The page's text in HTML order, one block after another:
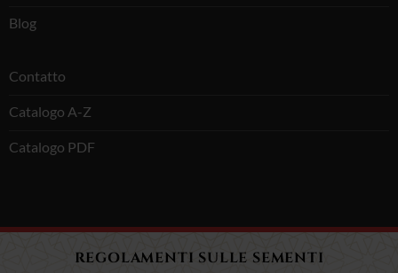
Blog
Contatto
Catalogo A-Z
Catalogo PDF
REGOLAMENTI SULLE SEMENTI